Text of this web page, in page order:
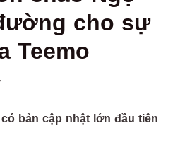
cho sự
Teemo
bản cập nhật lớn đầu tiên